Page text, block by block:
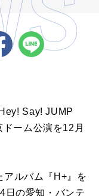
Say! JUMP
ーム公演を12月
アルバム『H+』を
日の愛知・バンテ